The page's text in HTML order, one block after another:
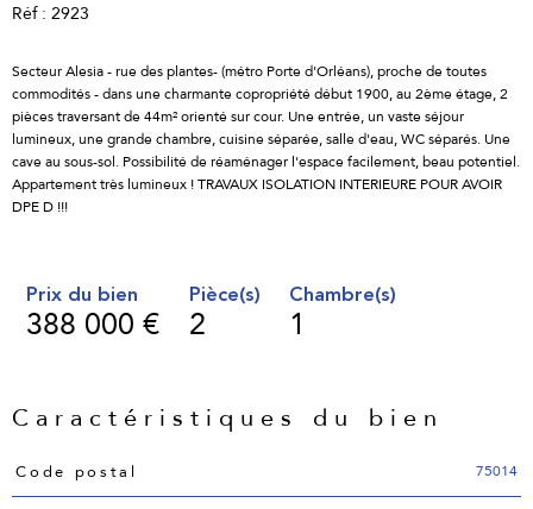
Réf : 2923
Secteur Alesia - rue des plantes- (métro Porte d'Orléans), proche de toutes
commodités - dans une charmante copropriété début 1900, au 2ème étage, 2
pièces traversant de 44m² orienté sur cour. Une entrée, un vaste séjour
lumineux, une grande chambre, cuisine séparée, salle d'eau, WC séparés. Une
cave au sous-sol. Possibilité de réaménager l'espace facilement, beau potentiel.
Appartement très lumineux ! TRAVAUX ISOLATION INTERIEURE POUR AVOIR
DPE D !!!
Prix du bien
388 000 €
Pièce(s)
2
Chambre(s)
1
Caractéristiques du bien
Caractéristiques Valeurs
Code postal 75014